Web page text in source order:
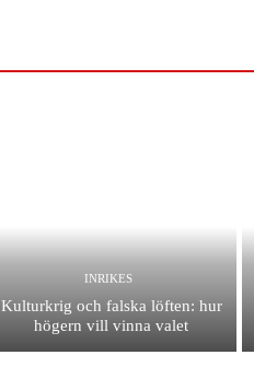
INRIKES
Kulturkrig och falska löften: hur
högern vill vinna valet